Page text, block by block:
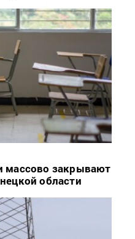
массово закрывают
области